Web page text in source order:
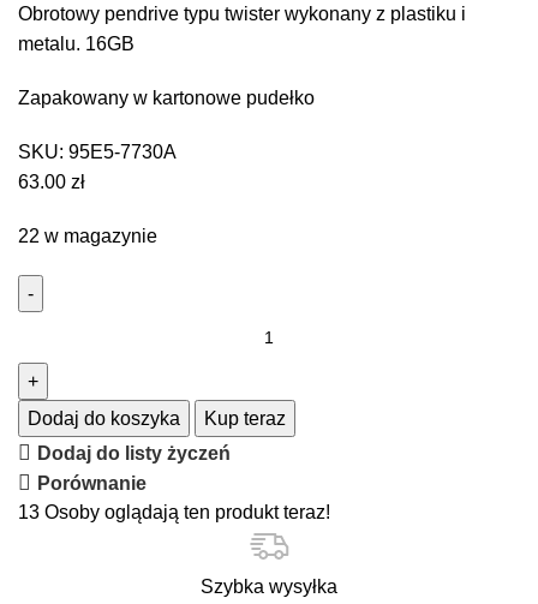
Obrotowy pendrive typu twister wykonany z plastiku i
metalu. 16GB
Zapakowany w kartonowe pudełko
SKU: 95E5-7730A
63.00 zł
22 w magazynie
16
GB
Dodaj do koszyka
Kup teraz
Dodaj do listy życzeń
Porównanie
13 Osoby oglądają ten produkt teraz!
Szybka wysyłka